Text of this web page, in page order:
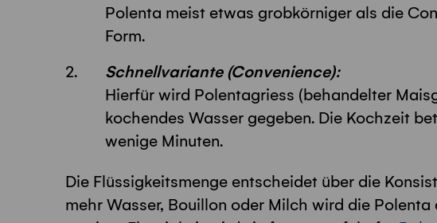
Polenta meist etwas grobkörniger als die
Form.
Schnellvariante (Convenience):
Hierfür wird Polentagriess (behandelter
kochendes Wasser gegeben. Die Kochzeit
wenige Minuten.
Die Flüssigkeitsmenge entscheidet über die
mehr Wasser, Bouillon oder Milch wird die Polenta